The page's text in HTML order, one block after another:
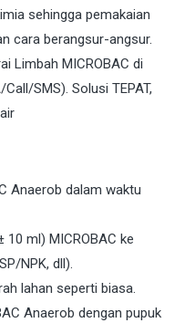
sehingga pemakaian
cara berangsur-angsur.
Anaerob dalam waktu
ml) MICROBAC ke
NPK, dll).
lahan seperti biasa.
Anaerob dengan pupuk